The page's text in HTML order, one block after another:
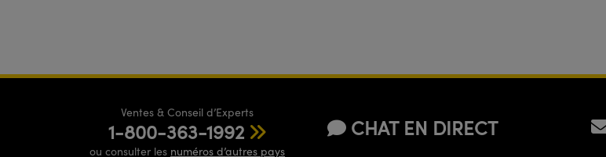
Ventes & Conseil d’Experts
1-800-363-1992
ou consulter les numéros d’autres pays
CHAT EN DIRECT